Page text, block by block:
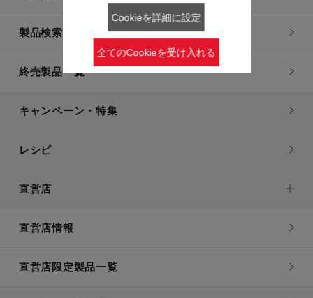
製品検索一覧
終売製品一覧
キャンペーン・特集
レシピ
直営店
直営店情報
直営店限定製品一覧
Cookieを詳細に設定
全てのCookieを受け入れる